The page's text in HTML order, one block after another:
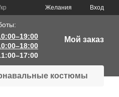
Желания Вход
Мой заказ
костюмы